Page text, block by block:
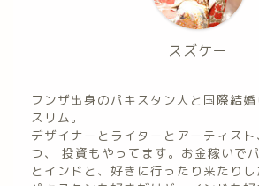
スズケー
フンザ出身のパキスタン人と国際結
スリム。
デザイナーとライターとアーティス
つ、 投資もやってます。お金稼いで
とインドと、好きに行ったり来たりし